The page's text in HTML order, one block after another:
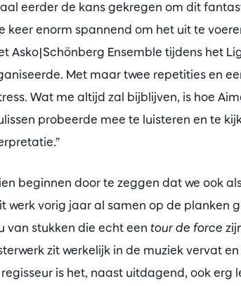
eerder de kans gekregen om dit
keer enorm spannend om het uit te
Asko|Schönberg Ensemble tijdens het
Met maar twee repetities en
Wat me altijd zal bijblijven, is hoe
probeerde mee te luisteren en te
beginnen door te zeggen dat we ook
werk vorig jaar al samen op de planken
van stukken die echt een tour de force
zit werkelijk in de muziek vervat
is het, naast uitdagend, ook